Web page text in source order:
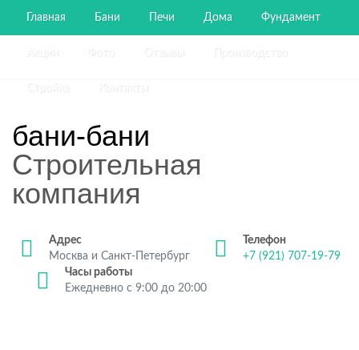
Главная Бани Печи Дома Фундамент
бани-бани
Строительная
компания
Адрес
Москва и Санкт-Петербург
Телефон
+7 (921) 707-19-79
Часы работы
Ежедневно с 9:00 до 20:00